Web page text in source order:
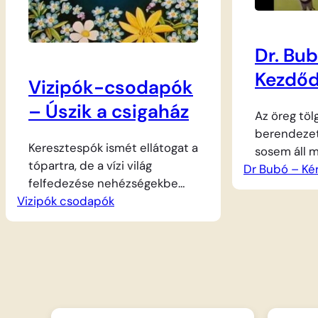
Mekk Elek rendíthetetlenül
fűrészeli a deszkákat és
hársfa
Vizipók-csodapók
– Úszik a csigaház
Keresztespók ismét ellátogat a
tópartra, de a vízi világ
felfedezése nehézségekbe
ütközik, hiszen ő nem tud
úszni. Szerencsére talál egy
járművel. A különleges utazás
Vizipók csodapók
Dr.
Az öreg
sosem áll
bölcs
Ursula
jószívű
segíti a
Dr Bubó –